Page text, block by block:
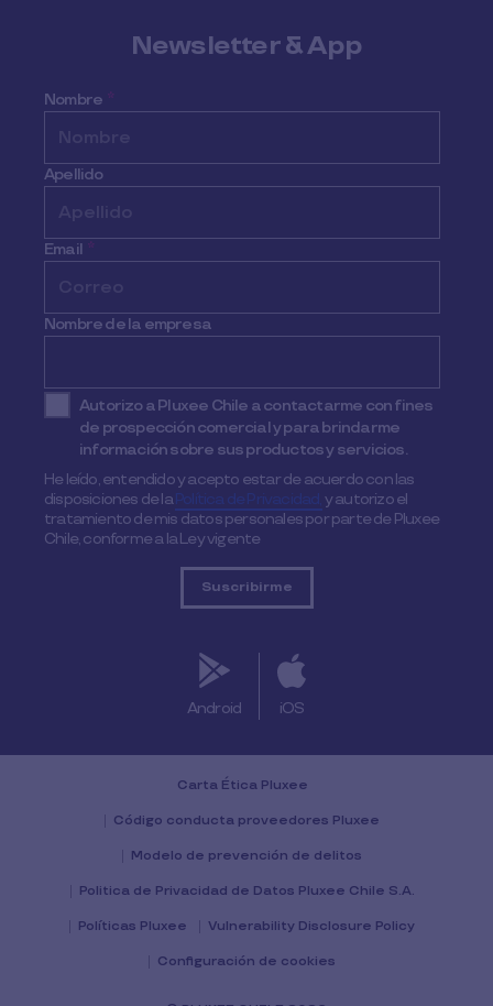
Newsletter & App
Nombre *
Apellido
Email *
Nombre de la empresa
Autorizo a Pluxee Chile a contactarme con fines
de prospección comercial y para brindarme
información sobre sus productos y servicios.
He leído, entendido y acepto estar de acuerdo con las
disposiciones de laPolítica de Privacidad,y autorizo el
tratamiento de mis datos personales por parte de Pluxee
Chile, conforme a la Ley vigente
Android iOS
Carta Ética Pluxee
Código conducta proveedores Pluxee
Modelo de prevención de delitos
Politica de Privacidad de Datos Pluxee Chile S.A.
Políticas Pluxee Vulnerability Disclosure Policy
Configuración de cookies